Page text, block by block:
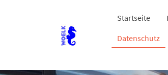
Startseite
Datenschutz